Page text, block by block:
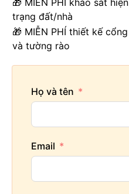
🎁 MIỄN PHÍ khảo sát hiện
trạng đất/nhà
🎁 MIỄN PHÍ thiết kế cổng
và tường rào
Họ và tên
Email